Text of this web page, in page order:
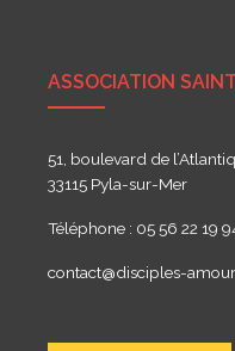
ASSOCIATION
51, boulevard de
33115 Pyla-sur-Mer
Téléphone : 05 56 22 19
contact@disciples-